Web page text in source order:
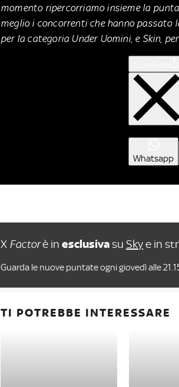
momento ripercorriamo insieme la
meglio i concorrenti che hanno passato
per la categoria Under Uomini, e Skin,
Whatsapp
X Factorè in esclusivasu Skye in
Guarda le nuove puntate ogni giovedì alle
TI POTREBBE INTERESSARE